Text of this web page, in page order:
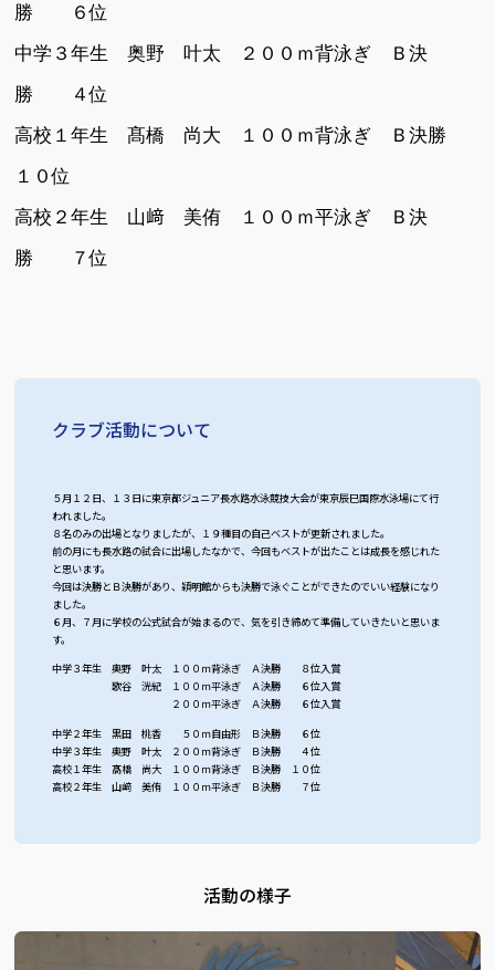
勝 ６位
中学３年生 奥野 叶太 ２００ｍ背泳ぎ Ｂ決
勝 ４位
高校１年生 髙橋 尚大 １００ｍ背泳ぎ Ｂ決勝
１０位
高校２年生 山﨑 美侑 １００ｍ平泳ぎ Ｂ決
勝 ７位
クラブ活動について
５月１２日、１３日に東京都ジュニア長水路水泳競技大会が東京辰巳国際水泳場にて行
われました。
８名のみの出場となりましたが、１９種目の自己ベストが更新されました。
前の月にも長水路の試合に出場したなかで、今回もベストが出たことは成長を感じれた
と思います。
今回は決勝とＢ決勝があり、穎明館からも決勝で泳ぐことができたのでいい経験になり
ました。
６月、７月に学校の公式試合が始まるので、気を引き締めて準備していきたいと思いま
す。
中学３年生 奥野 叶太 １００ｍ背泳ぎ Ａ決勝 ８位入賞
歌谷 洸紀 １００ｍ平泳ぎ Ａ決勝 ６位入賞
２００ｍ平泳ぎ Ａ決勝 ６位入賞
中学２年生 黒田 桃香 ５０ｍ自由形 Ｂ決勝 ６位
中学３年生 奥野 叶太 ２００ｍ背泳ぎ Ｂ決勝 ４位
高校１年生 髙橋 尚大 １００ｍ背泳ぎ Ｂ決勝 １０位
高校２年生 山﨑 美侑 １００ｍ平泳ぎ Ｂ決勝 ７位
活動の様子